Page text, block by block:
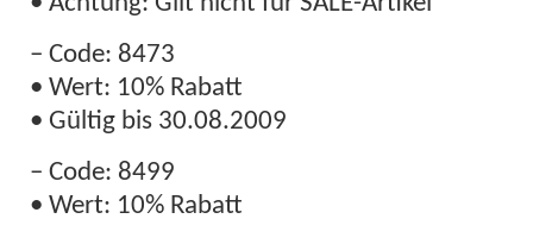
– Code: 8473
• Wert: 10% Rabatt
• Gültig bis 30.08.2009
– Code: 8499
• Wert: 10% Rabatt